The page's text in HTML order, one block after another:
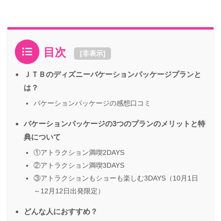
目次 [非表示]
ＪＴＢのディズニーバケーションパッケージプランと
は？
バケーションパッケージの感想口コミ
バケーションパッケージの3つのプランのメリットと特
典について
①アトラクション満喫2DAYS
②アトラクション満喫3DAYS
③アトラクションもショーも楽しむ3DAYS（10月1日
～12月12日出発限定）
どんな人におすすめ？